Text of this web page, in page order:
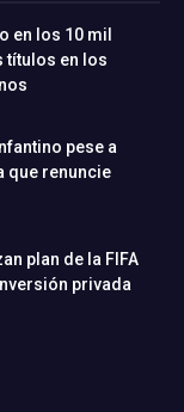
en los 10 mil
títulos en los
pese a
que renuncie
plan de la FIFA
privada